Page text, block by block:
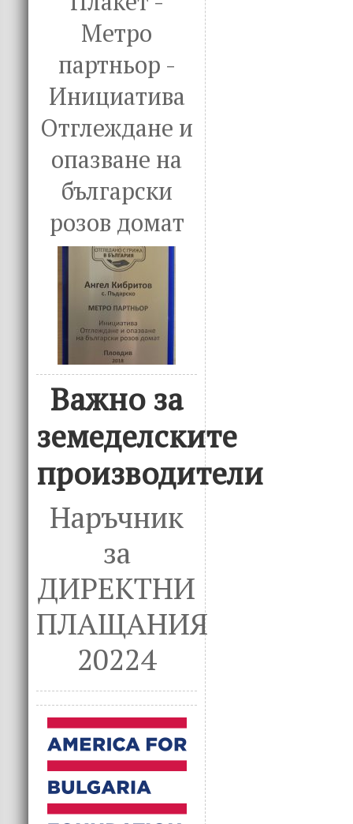
Метро
партньор -
Инициатива
Отглеждане и
опазване на
български
розов домат
Важно за
земеделските
производители
Наръчник
за
ДИРЕКТНИ
ПЛАЩАНИЯ
20224